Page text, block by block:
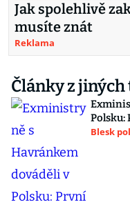
Jak spolehlivě
musíte znát
Reklama
Články z
Polsku:
Blesk